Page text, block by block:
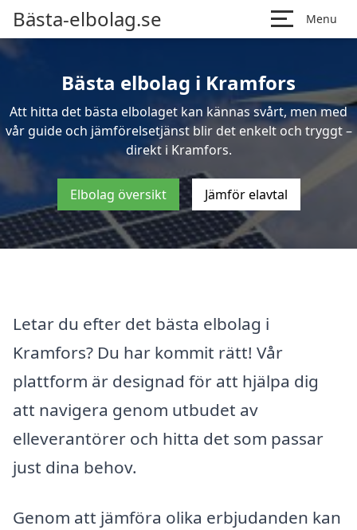
Bästa-elbolag.se Menu
Bästa elbolag i Kramfors
Att hitta det bästa elbolaget kan kännas svårt, men med
vår guide och jämförelsetjänst blir det enkelt och tryggt –
direkt i Kramfors.
Elbolag översikt Jämför elavtal
Letar du efter det bästa elbolag i
Kramfors? Du har kommit rätt! Vår
plattform är designad för att hjälpa dig
att navigera genom utbudet av
elleverantörer och hitta det som passar
just dina behov.
Genom att jämföra olika erbjudanden kan